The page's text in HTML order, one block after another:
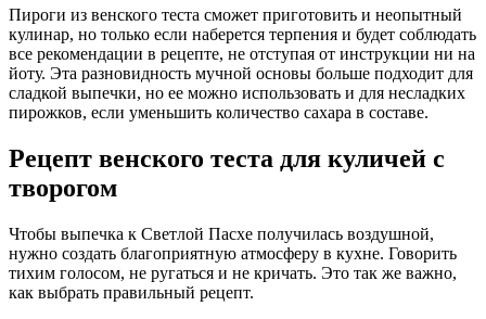
Пироги из венского теста сможет приготовить и неопытный
кулинар, но только если наберется терпения и будет соблюдать
все рекомендации в рецепте, не отступая от инструкции ни на
йоту. Эта разновидность мучной основы больше подходит для
сладкой выпечки, но ее можно использовать и для несладких
пирожков, если уменьшить количество сахара в составе.
Рецепт венского теста для куличей с
творогом
Чтобы выпечка к Светлой Пасхе получилась воздушной,
нужно создать благоприятную атмосферу в кухне. Говорить
тихим голосом, не ругаться и не кричать. Это так же важно,
как выбрать правильный рецепт.